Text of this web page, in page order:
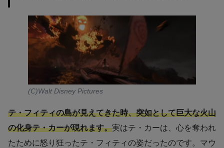
(C)Walt Disney Pictures
テ・フィティの島が見えてきた時、突如として巨大な火山
の化身テ・カーが現れます。実はテ・カーは、心を奪われ
たために怒り狂ったテ・フィティの姿だったのです。マウ